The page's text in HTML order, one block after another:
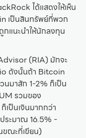
ได้แสดงให้เห็น
เป็นสินทรัพย์ที่พวก
กแนะนำให้นักลงทุน
(RIA) มักจะ
ดังนั้นถ้า Bitcoin
นมาสัก 1-2% ก็เป็น
รวมของ
ป็นเงินมากกว่า
ระมาณ 16.5% -
ณะที่เขียน)